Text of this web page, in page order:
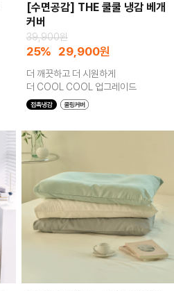
[수면공감] THE 쿨쿨 냉감 베개
커버
39,900원
25% 29,900원
더 깨끗하고 더 시원하게
더 COOL COOL 업그레이드